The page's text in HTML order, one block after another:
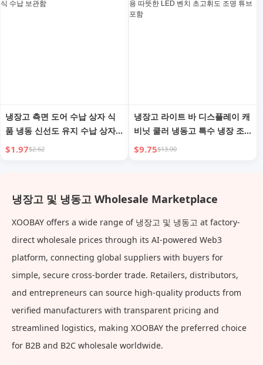
냉장고 측면 도어 수납 상자 식
품 냉동 신선도 유지 수납 상자
대용량 냉장고 간식 수납 보관함
$1.97$2.62
냉장고 라이트 바 디스플레이 캐
비닛 쿨러 냉동고 특수 냉장 조
명 조리된 음식용 따뜻한 LED 벤
$9.75$13.00
냉장고 및 냉동고 Wholesale Marketplace
XOOBAY offers a wide range of 냉장고 및 냉동고 at factory-
direct wholesale prices through its AI-powered Web3
platform, connecting global suppliers with buyers for
simple, secure cross-border trade. Retailers, distributors,
and entrepreneurs can source high-quality products from
verified manufacturers with transparent pricing and
streamlined logistics, making XOOBAY the preferred choice
for B2B and B2C wholesale worldwide.